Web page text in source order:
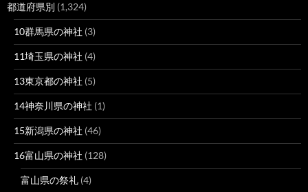
都道府県別 (1,324)
10群馬県の神社 (3)
11埼玉県の神社 (4)
13東京都の神社 (5)
14神奈川県の神社 (1)
15新潟県の神社 (46)
16富山県の神社 (128)
富山県の祭礼 (4)